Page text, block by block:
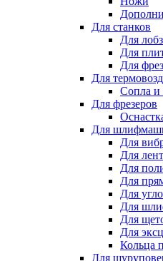
Для станков
Для
Для
Для
Для
Сопла и
Для фрезеров
Для
Для
Для
Для
Для
Для
Для
Для
Для
Кольца
Для